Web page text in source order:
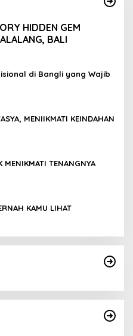
HIDDEN GEM
BALI
di Bangli yang Wajib
MENIIKMATI KEINDAHAN
MENIKMATI TENANGNYA
KAMU LIHAT